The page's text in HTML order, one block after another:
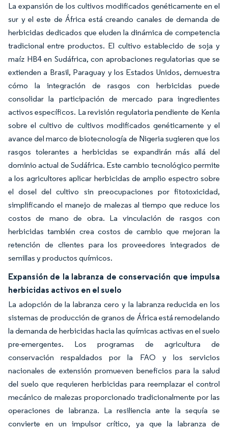
La expansión de los cultivos modificados genéticamente en el
sur y el este de África está creando canales de demanda de
herbicidas dedicados que eluden la dinámica de competencia
tradicional entre productos. El cultivo establecido de soja y
maíz HB4 en Sudáfrica, con aprobaciones regulatorias que se
extienden a Brasil, Paraguay y los Estados Unidos, demuestra
cómo la integración de rasgos con herbicidas puede
consolidar la participación de mercado para ingredientes
activos específicos. La revisión regulatoria pendiente de Kenia
sobre el cultivo de cultivos modificados genéticamente y el
avance del marco de biotecnología de Nigeria sugieren que los
rasgos tolerantes a herbicidas se expandirán más allá del
dominio actual de Sudáfrica. Este cambio tecnológico permite
a los agricultores aplicar herbicidas de amplio espectro sobre
el dosel del cultivo sin preocupaciones por fitotoxicidad,
simplificando el manejo de malezas al tiempo que reduce los
costos de mano de obra. La vinculación de rasgos con
herbicidas también crea costos de cambio que mejoran la
retención de clientes para los proveedores integrados de
semillas y productos químicos.
Expansión de la labranza de conservación que impulsa
herbicidas activos en el suelo
La adopción de la labranza cero y la labranza reducida en los
sistemas de producción de granos de África está remodelando
la demanda de herbicidas hacia las químicas activas en el suelo
pre-emergentes. Los programas de agricultura de
conservación respaldados por la FAO y los servicios
nacionales de extensión promueven beneficios para la salud
del suelo que requieren herbicidas para reemplazar el control
mecánico de malezas proporcionado tradicionalmente por las
operaciones de labranza. La resiliencia ante la sequía se
convierte en un impulsor crítico, ya que la labranza de